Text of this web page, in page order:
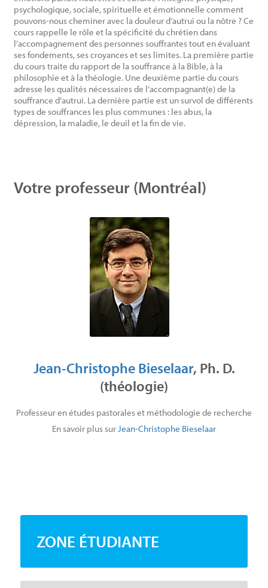
psychologique, sociale, spirituelle et émotionnelle comment
pouvons-nous cheminer avec la douleur d’autrui ou la nôtre ? Ce
cours rappelle le rôle et la spécificité du chrétien dans
l’accompagnement des personnes souffrantes tout en évaluant
ses fondements, ses croyances et ses limites. La première partie
du cours traite du rapport de la souffrance à la Bible, à la
philosophie et à la théologie. Une deuxième partie du cours
adresse les qualités nécessaires de l’accompagnant(e) de la
souffrance d’autrui. La dernière partie est un survol de différents
types de souffrances les plus communes : les abus, la
dépression, la maladie, le deuil et la fin de vie.
Votre professeur (Montréal)
Jean-Christophe Bieselaar, Ph. D.
(théologie)
Professeur en études pastorales et méthodologie de recherche
En savoir plus sur Jean-Christophe Bieselaar
ZONE ÉTUDIANTE